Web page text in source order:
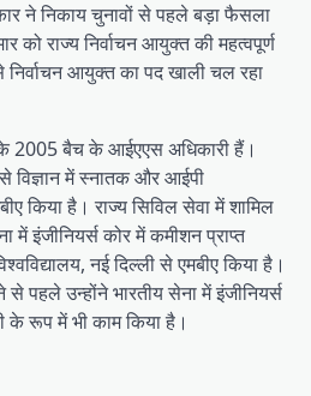
ने निकाय चुनावों से पहले बड़ा फैसला
को राज्य निर्वाचन आयुक्त की महत्वपूर्ण
निर्वाचन आयुक्त का पद खाली चल रहा
2005 बैच के आईएएस अधिकारी हैं।
से विज्ञान में स्नातक और आईपी
किया है। राज्य सिविल सेवा में शामिल
में इंजीनियर्स कोर में कमीशन प्राप्त
नई दिल्ली से एमबीए किया है।
से पहले उन्होंने भारतीय सेना में इंजीनियर्स
के रूप में भी काम किया है।